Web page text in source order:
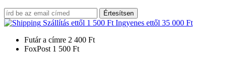
Értesítsen
Szállítás ettől 1 500 Ft Ingyenes ettől 35 000 Ft
Futár a címre 2 400 Ft
FoxPost 1 500 Ft